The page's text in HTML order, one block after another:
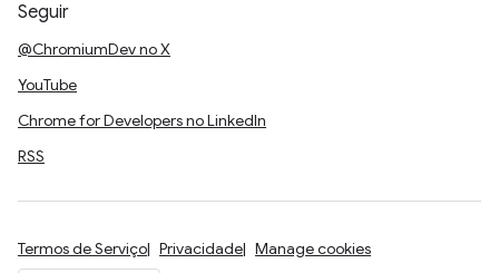
Seguir
@ChromiumDev no X
YouTube
Chrome for Developers no LinkedIn
RSS
Termos de Serviço Privacidade Manage cookies